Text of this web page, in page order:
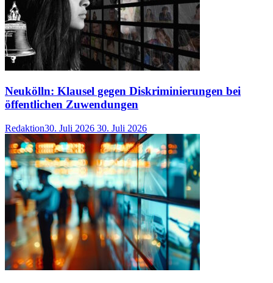
Neukölln: Klausel gegen Diskriminierungen bei
öffentlichen Zuwendungen
Redaktion30. Juli 2026 30. Juli 2026